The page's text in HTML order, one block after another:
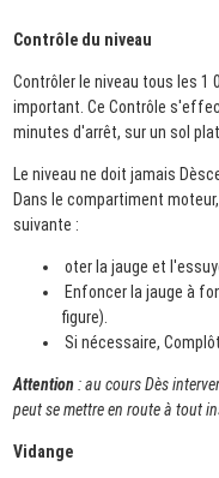
Contrôle du niveau
Contrôler le niveau tous les 1
important. Ce Contrôle
minutes d'arrêt, sur un sol plat.
Le niveau ne doit jamais
Dans le compartiment
suivante :
oter la jauge et
Enfoncer la jauge à
figure).
Si nécessaire,
Attention : au cours Dès
peut se mettre en route à tout
Vidange